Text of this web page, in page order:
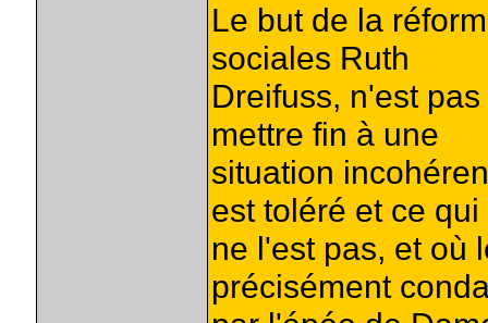
Le but de la
sociales Ruth
Dreifuss, n'est
mettre fin à une
situation
est toléré et ce qui
ne l'est pas, et où
précisément